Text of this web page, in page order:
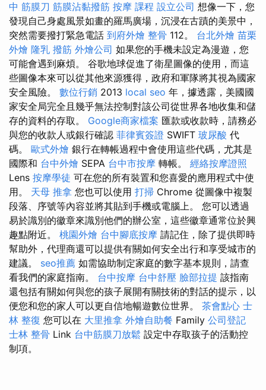
中 筋膜刀 筋膜沾黏撥筋 按摩 課程 設立公司 想像一下，您
發現自己身處風景如畫的羅馬廣場，沉浸在古蹟的美景中，
突然需要撥打緊急電話 到府外燴 整骨 112。 台北外燴 苗栗
外燴 隆乳 撥筋 外燴公司 如果您的手機未設定為漫遊，您
可能會遇到麻煩。 谷歌地球促進了衛星圖像的使用，而這
些圖像本來可以從其他來源獲得，政府和軍隊將其視為國家
安全風險。 數位行銷 2013 local seo 年，據透露，美國國
家安全局完全且幾乎無法控制對該公司從世界各地收集和儲
存的資料的存取。 Google商家檔案 匯款或收款時，請務必
與您的收款人或銀行確認 菲律賓簽證 SWIFT 玻尿酸 代
碼。 歐式外燴 銀行在轉帳過程中會使用這些代碼，尤其是
國際和 台中外燴 SEPA 台中市按摩 轉帳。 經絡按摩證照
Lens 按摩學徒 可在您的所有裝置和您喜愛的應用程式中使
用。 天母 推拿 您也可以使用 打掃 Chrome 從圖像中複製
段落、序號等內容並將其貼到手機或電腦上。 您可以透過
易於識別的徽章來識別他們的辦公室，這些徽章通常位於興
趣點附近。 桃園外燴 台中腳底按摩 請記住，除了提供即時
幫助外，代理商還可以提供有關如何安全出行和享受城市的
建議。 seo推薦 如需協助制定家庭的數字基本規則，請查
看我們的家庭指南。 台中按摩 台中舒壓 臉部拉提 該指南
還包括有關如何與您的孩子展開有關技術的對話的提示，以
便您和您的家人可以更自信地暢遊數位世界。 茶會點心 士
林 整復 您可以在 大里推拿 外燴自助餐 Family 公司登記
士林 整骨 Link 台中筋膜刀放鬆 設定中存取孩子的活動控
制項。